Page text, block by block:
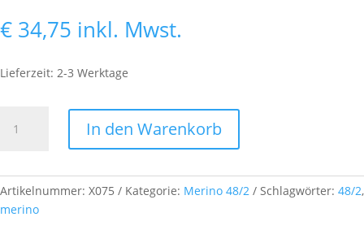
€ 34,75 inkl. Mwst.
Lieferzeit: 2-3 Werktage
Extrafein,
ca.
500
In den Warenkorb
Artikelnummer: X075 Kategorie: Merino 48/2 Schlagwörter: 48/2,
merino